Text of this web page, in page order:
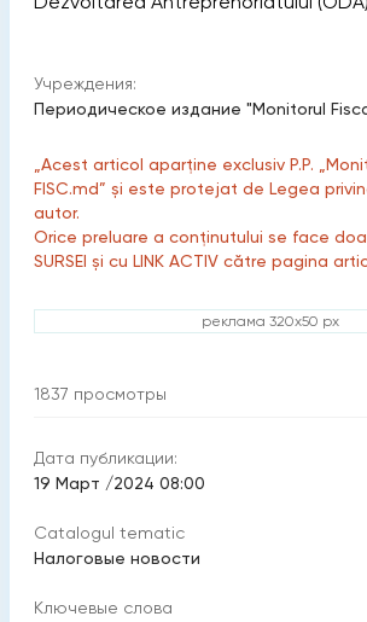
Учреждения:
Периодическое издание "Monitorul
„Acest articol aparține exclusiv P.P.
FISC.md” și este protejat de Legea
autor.
Orice preluare a conținutului se face
SURSEI și cu LINK ACTIV către pagina
реклама 320x50 px
1837 просмотры
Дата публикации:
19 Март /2024 08:00
Catalogul tematic
Налоговые новости
Ключевые слова